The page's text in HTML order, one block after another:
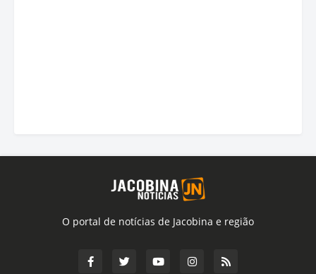
O portal de notícias de Jacobina e região